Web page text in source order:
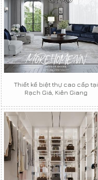
Thiết kế biệt thự cao cấp tại
Rạch Giá, Kiên Giang